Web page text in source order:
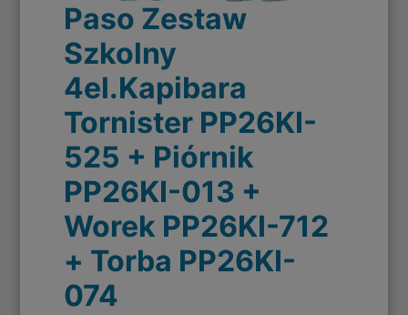
Paso Zestaw
Szkolny
4el.Kapibara
Tornister PP26KI-
525 + Piórnik
PP26KI-013 +
Worek PP26KI-712
+ Torba PP26KI-
074